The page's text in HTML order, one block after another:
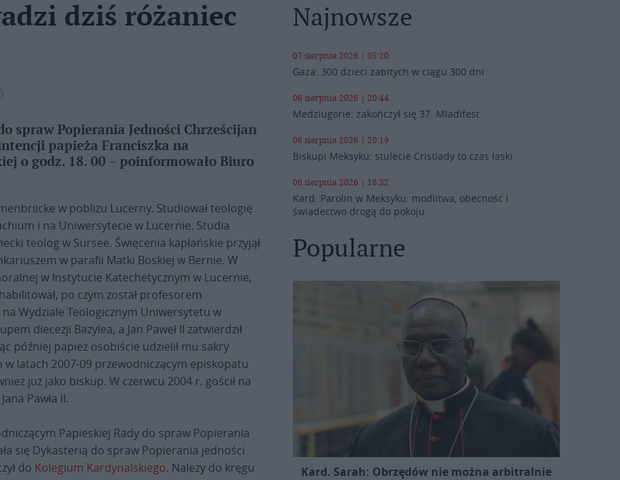
dziś różaniec
spraw Popierania Jedności Chrześcijan
papieża Franciszka na
o godz. 18. 00 – poinformowało Biuro
w pobliżu Lucerny. Studiował teologię
i na Uniwersytecie w Lucernie. Studia
teolog w Sursee. Święcenia kapłańskie przyjął
w parafii Matki Boskiej w Bernie. W
w Instytucie Katechetycznym w Lucernie,
po czym został profesorem
Wydziale Teologicznym Uniwersytetu w
diecezji Bazylea, a Jan Paweł II zatwierdził
później papież osobiście udzielił mu sakry
w latach 2007-09 przewodniczącym episkopatu
już jako biskup. W czerwcu 2004 r. gościł na
Pawła II.
Papieskiej Rady do spraw Popierania
się Dykasterią do spraw Popierania jedności
do Kolegium Kardynalskiego. Należy do kręgu
Najnowsze
07 sierpnia 2026 | 05:20
Gaza: 300 dzieci zabitych w ciągu 300 dni
06 sierpnia 2026 | 20:44
Medziugorie: zakończył się 37. Mladifest
06 sierpnia 2026 | 20:19
Biskupi Meksyku: stulecie Cristiady to czas łaski
06 sierpnia 2026 | 18:32
Kard. Parolin w Meksyku: modlitwa, obecność i
świadectwo drogą do pokoju
Popularne
Kard. Sarah: Obrzędów nie można arbitralnie